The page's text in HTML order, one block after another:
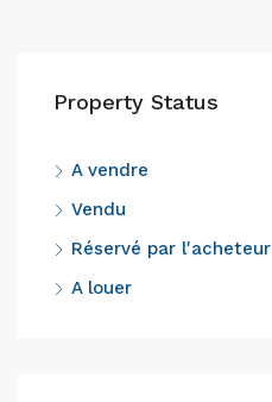
Property Status
A vendre
Vendu
Réservé par l'acheteur
A louer